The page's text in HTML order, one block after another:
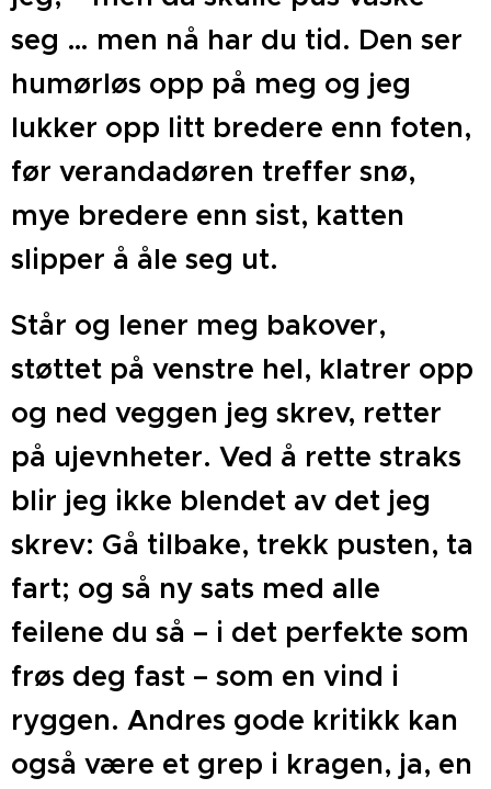
seg … men nå har du tid. Den ser
humørløs opp på meg og jeg
lukker opp litt bredere enn foten,
før verandadøren treffer snø,
mye bredere enn sist, katten
slipper å åle seg ut.
Står og lener meg bakover,
støttet på venstre hel, klatrer opp
og ned veggen jeg skrev, retter
på ujevnheter. Ved å rette straks
blir jeg ikke blendet av det jeg
skrev: Gå tilbake, trekk pusten, ta
fart; og så ny sats med alle
feilene du så – i det perfekte som
frøs deg fast – som en vind i
ryggen. Andres gode kritikk kan
også være et grep i kragen, ja, en